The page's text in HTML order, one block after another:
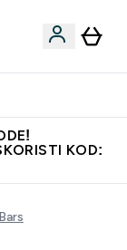
KOD: